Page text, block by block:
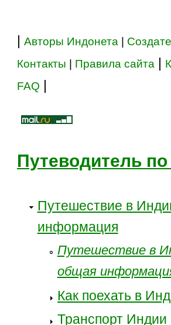
|Авторы Индонета
Контакты Правила сайта
FAQ
Путеводитель
Путешествие в
информация
Путешествие в
общая
Как поехать в
Транспорт Индии